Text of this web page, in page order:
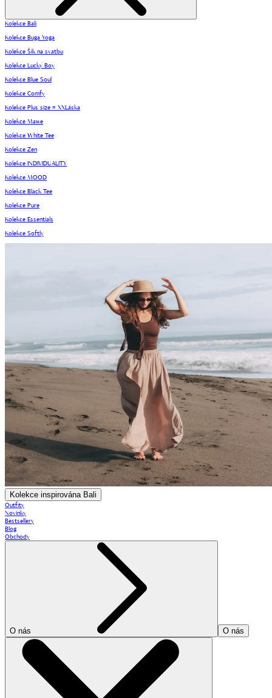
Kolekce Bali
Kolekce Buga Yoga
Kolekce Šik na svatbu
Kolekce Lucky Boy
Kolekce Blue Soul
Kolekce Comfy
Kolekce Plus size = XXLáska
Kolekce Mawe
Kolekce White Tee
Kolekce Zen
Kolekce INDIVIDUALITY
Kolekce MOOD
Kolekce Black Tee
Kolekce Pure
Kolekce Essentials
Kolekce Softly
Kolekce inspirována Bali
Outfity
Novinky
Bestsellery
Blog
Obchody
O nás O nás